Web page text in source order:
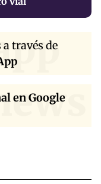
través de
en Google